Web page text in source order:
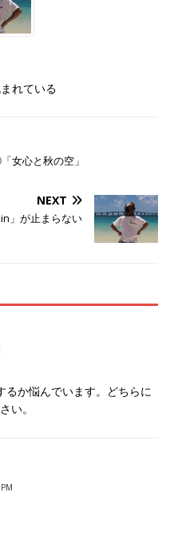
れている
女心と秋の空」
NEXT
」が止まらない
るか悩んでいます。どちらに
い。